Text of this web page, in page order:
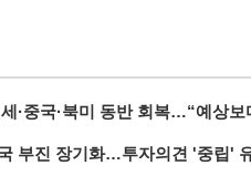
·중국·북미 동반 회복…“예상
부진 장기화…투자의견 '중립'